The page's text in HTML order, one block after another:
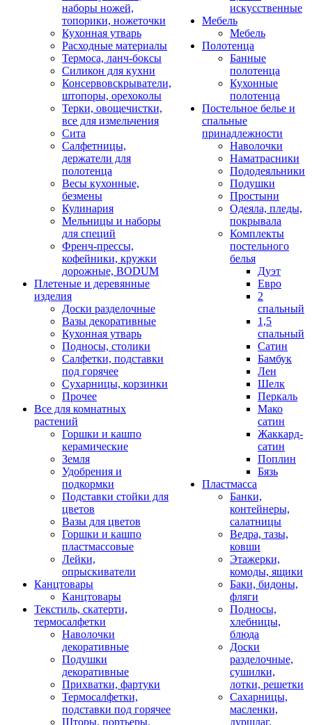
наборы ножей,
топорики, ножеточки
Кухонная утварь
Расходные материалы
Термоса, ланч-боксы
Силикон для кухни
Консервовскрыватели,
штопоры, орехоколы
Терки, овощечистки,
все для измельчения
Сита
Салфетницы,
держатели для
полотенца
Весы кухонные,
безмены
Кулинария
Мельницы и наборы
для специй
Френч-прессы,
кофейники, кружки
дорожные, BODUM
Плетеные и деревянные
изделия
Доски разделочные
Вазы декоративные
Кухонная утварь
Подносы, столики
Салфетки, подставки
под горячее
Сухарницы, корзинки
Прочее
Все для комнатных
растений
Горшки и кашпо
керамические
Земля
Удобрения и
подкормки
Подставки стойки для
цветов
Вазы для цветов
Горшки и кашпо
пластмассовые
Лейки,
опрыскиватели
Канцтовары
Канцтовары
Текстиль, скатерти,
термосалфетки
Наволочки
декоративные
Подушки
декоративные
Прихватки, фартуки
Термосалфетки,
подставки под горячее
Шторы, портьеры,
искусственные
Мебель
Мебель
Полотенца
Банные
полотенца
Кухонные
полотенца
Постельное белье и
спальные
принадлежности
Наволочки
Наматрасники
Пододеяльники
Подушки
Простыни
Одеяла, пледы,
покрывала
Комплекты
постельного
белья
Дуэт
Евро
2
спальный
1,5
спальный
Сатин
Бамбук
Лен
Шелк
Перкаль
Мако
сатин
Жаккард-
сатин
Поплин
Бязь
Пластмасса
Банки,
контейнеры,
салатницы
Ведра, тазы,
ковши
Этажерки,
комоды, ящики
Баки, бидоны,
фляги
Подносы,
хлебницы,
блюда
Доски
разделочные,
сушилки,
лотки, решетки
Сахарницы,
масленки,
дуршлаг,